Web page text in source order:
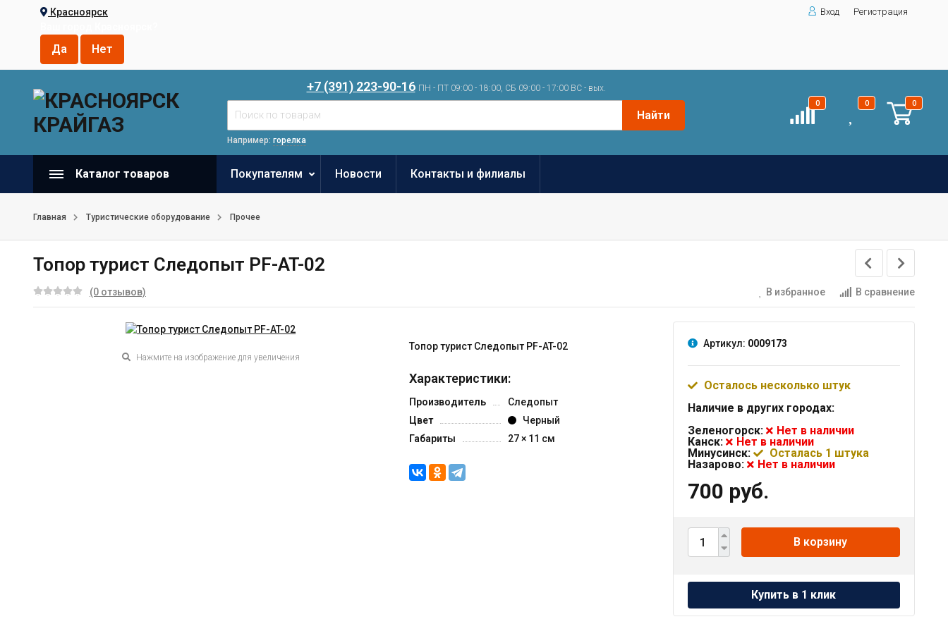
Красноярск
Вход Регистрация
+7 (391) 223-90-16 ПН - ПТ 09:00 - 18:00, СБ 09:00 - 17:00 ВС - вых.
Найти
Например: горелка
0 0 0
Каталог товаров Покупателям Новости Контакты и филиалы
Главная Туристические оборудование Прочее
Топор турист Следопыт PF-AT-02
(0 отзывов) В избранное В сравнение
Нажмите на изображение для увеличения
Топор турист Следопыт PF-AT-02
Характеристики:
Производитель
Следопыт
Цвет
Черный
Габариты
27 × 11 см
Артикул: 0009173
Осталось несколько штук
Наличие в других городах:
Зеленогорск:
Нет в наличии
Канск:
Нет в наличии
Минусинск:
Осталась 1 штука
Назарово:
Нет в наличии
700 руб.
В корзину